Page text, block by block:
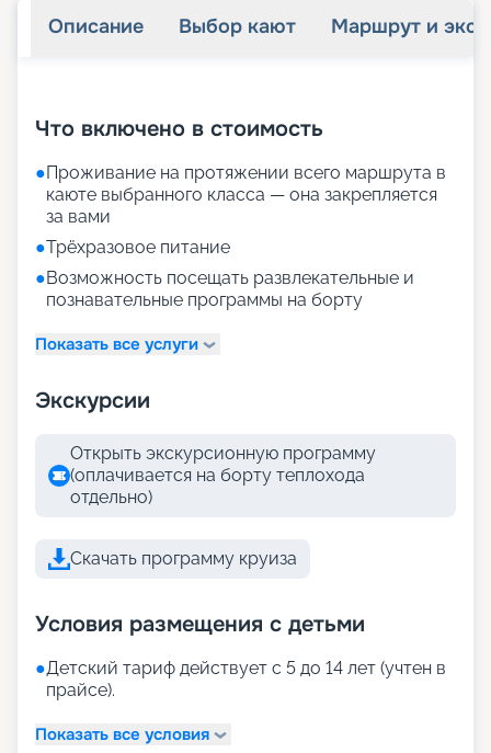
Описание Выбор кают Маршрут и
Что включено в стоимость
●Проживание на протяжении всего маршрута в
каюте выбранного класса — она закрепляется
за вами
●Трёхразовое питание
●Возможность посещать развлекательные и
познавательные программы на борту
Показать все услуги
Экскурсии
Открыть экскурсионную программу
(оплачивается на борту теплохода
отдельно)
Скачать программу круиза
Условия размещения с детьми
●Детский тариф действует с 5 до 14 лет (учтен в
прайсе).
Показать все условия